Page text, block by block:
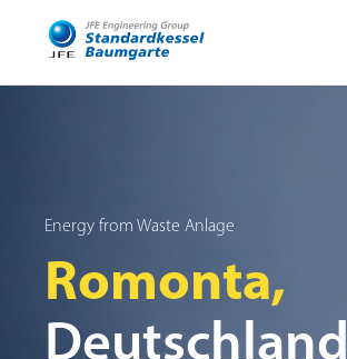
Energy from Waste Anlage
Romonta,
Deutschland